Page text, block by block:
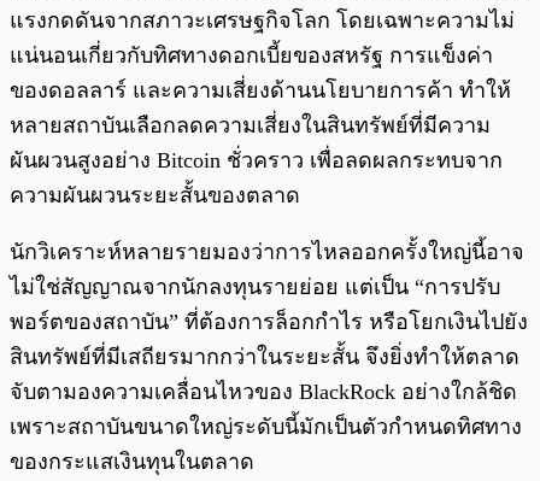
แรงกดดันจากสภาวะเศรษฐกิจโลก โดยเฉพาะความไม่
แน่นอนเกี่ยวกับทิศทางดอกเบี้ยของสหรัฐ การแข็งค่า
ของดอลลาร์ และความเสี่ยงด้านนโยบายการค้า ทำให้
หลายสถาบันเลือกลดความเสี่ยงในสินทรัพย์ที่มีความ
ผันผวนสูงอย่าง Bitcoin ชั่วคราว เพื่อลดผลกระทบจาก
ความผันผวนระยะสั้นของตลาด
นักวิเคราะห์หลายรายมองว่าการไหลออกครั้งใหญ่นี้อาจ
ไม่ใช่สัญญาณจากนักลงทุนรายย่อย แต่เป็น “การปรับ
พอร์ตของสถาบัน” ที่ต้องการล็อกกำไร หรือโยกเงินไปยัง
สินทรัพย์ที่มีเสถียรมากกว่าในระยะสั้น จึงยิ่งทำให้ตลาด
จับตามองความเคลื่อนไหวของ BlackRock อย่างใกล้ชิด
เพราะสถาบันขนาดใหญ่ระดับนี้มักเป็นตัวกำหนดทิศทาง
ของกระแสเงินทุนในตลาด